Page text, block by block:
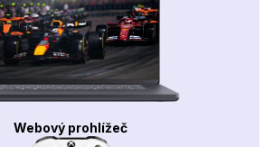
Webový prohlížeč